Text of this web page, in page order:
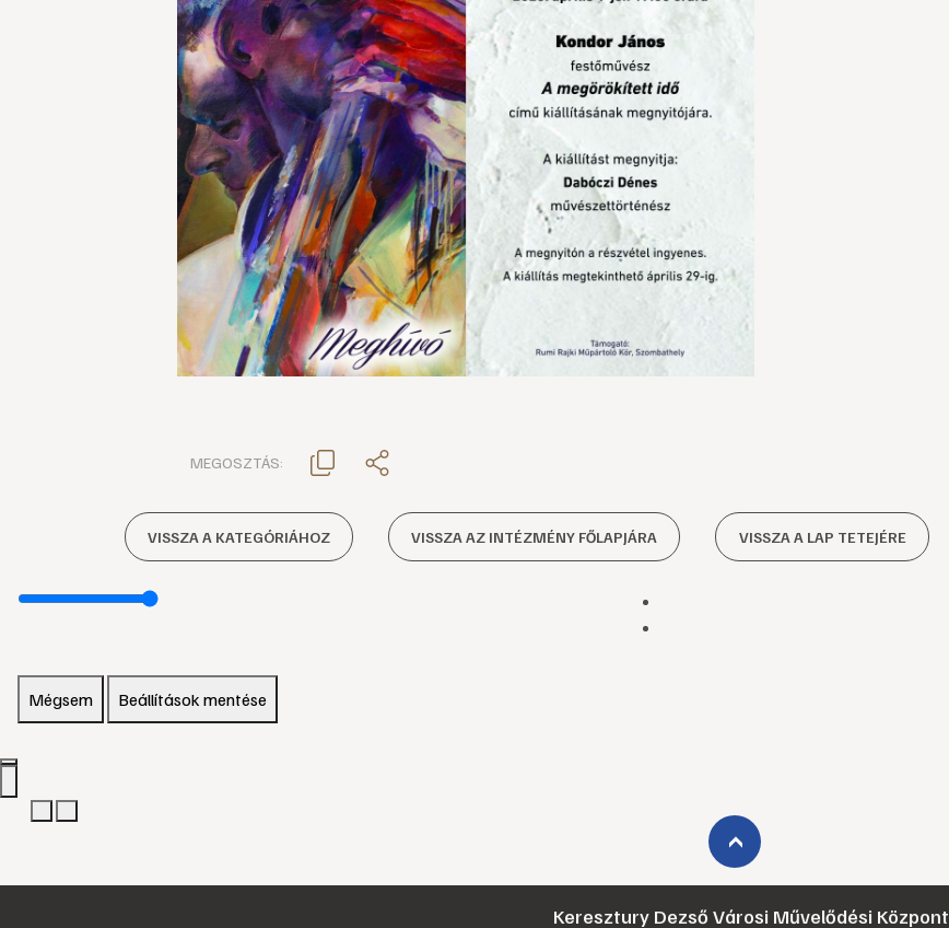
MEGOSZTÁS:
VISSZA A KATEGÓRIÁHOZ VISSZA AZ INTÉZMÉNY FŐLAPJÁRA VISSZA A LAP TETEJÉRE
Mégsem Beállítások mentése
›
Keresztury Dezső Városi Művelődési Központ